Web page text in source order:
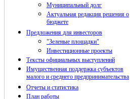
Муниципальный долг
Актуальная редакция решения о
бюджете
Предложения для инвесторов
"Зеленые площадки"
Инвестиционные проекты
Тексты официальных выступлений
Имущественная поддержка субъектов
малого и среднего предпринимательства
Отчеты и статистика
План работы